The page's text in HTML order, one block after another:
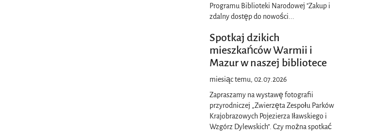
Programu Biblioteki Narodowej "Zakup i
zdalny dostęp do nowości
Spotkaj dzikich
mieszkańców Warmii i
Mazur w naszej bibliotece
miesiąc temu, 02.07.2026
Zapraszamy na wystawę fotografii
przyrodniczej „Zwierzęta Zespołu Parków
Krajobrazowych Pojezierza Iławskiego i
Wzgórz Dylewskich”. Czy można spotkać